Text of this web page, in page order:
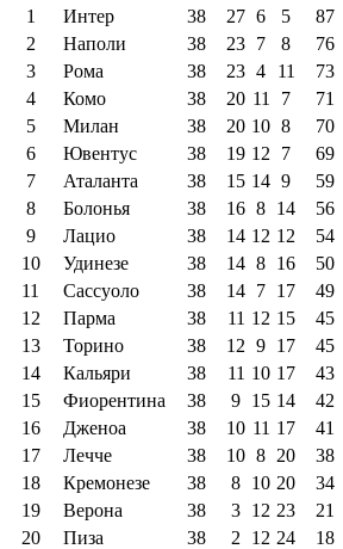
1
Интер 38 27 6 5
87
2
Наполи 38 23 7 8
76
3
Рома 38 23 4 11
73
4
Комо 38 20 11 7
71
5
Милан 38 20 10 8
70
6
Ювентус 38 19 12 7
69
7
Аталанта 38 15 14 9
59
8
Болонья 38 16 8 14
56
9
Лацио 38 14 12 12
54
10
Удинезе 38 14 8 16
50
11
Сассуоло 38 14 7 17
49
12
Парма 38 11 12 15
45
13
Торино 38 12 9 17
45
14
Кальяри 38 11 10 17
43
15
Фиорентина 38 9 15 14
42
16
Дженоа 38 10 11 17
41
17
Лечче 38 10 8 20
38
18
Кремонезе 38 8 10 20
34
19
Верона 38 3 12 23
21
20
Пиза 38 2 12 24
18